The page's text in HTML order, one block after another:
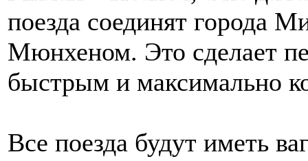
поезда соединят города
Мюнхеном. Это сделает
быстрым и максимально
Все поезда будут иметь